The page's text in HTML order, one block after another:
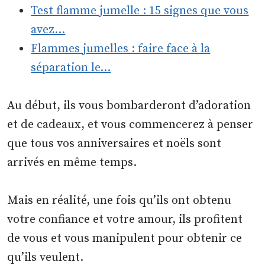
Test flamme jumelle : 15 signes que vous
avez…
Flammes jumelles : faire face à la
séparation le…
Au début, ils vous bombarderont d’adoration
et de cadeaux, et vous commencerez à penser
que tous vos anniversaires et noëls sont
arrivés en même temps.
Mais en réalité, une fois qu’ils ont obtenu
votre confiance et votre amour, ils profitent
de vous et vous manipulent pour obtenir ce
qu’ils veulent.